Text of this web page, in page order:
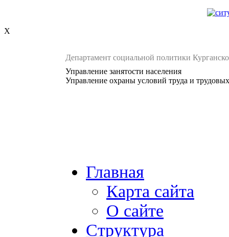
X
Департамент социальной политики
Управление занятости населения
Управление охраны условий труда и
Главная
Карта сайта
О сайте
Структура